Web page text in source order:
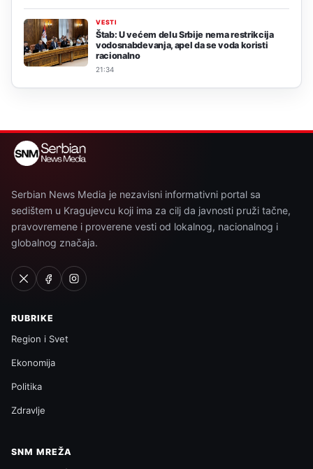
VESTI
Štab: U većem delu Srbije nema restrikcija
vodosnabdevanja, apel da se voda koristi
racionalno
21:34
Serbian News Media je nezavisni informativni portal sa
sedištem u Kragujevcu koji ima za cilj da javnosti pruži tačne,
pravovremene i proverene vesti od lokalnog, nacionalnog i
globalnog značaja.
RUBRIKE
Region i Svet
Ekonomija
Politika
Zdravlje
SNM MREŽA